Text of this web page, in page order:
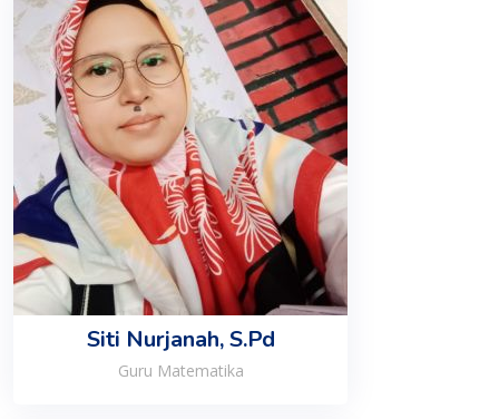
Siti Nurjanah, S.Pd
Guru Matematika